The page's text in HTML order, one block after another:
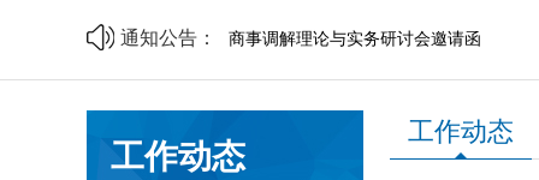
通知公告：
中央宣传部、司法部、全国普法办部署开
企帮商学院 · 企业家读书会第二期邀请函
山西省中小企业发展促进会2026年劳动节
山西省中小企业发展促进会财税专业委员
工作动态
工作动态